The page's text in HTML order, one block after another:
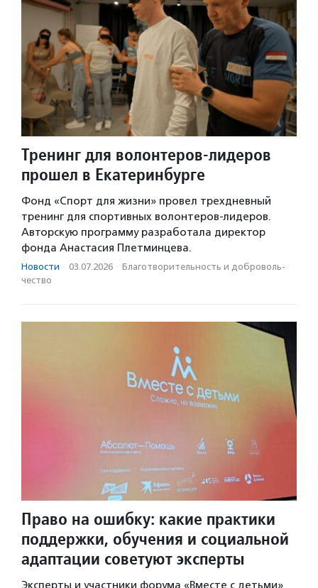
Тренинг для волонтеров-лидеров
прошел в Екатеринбурге
Фонд «Спорт для жизни» провел трехдневный
тренинг для спортивных волонтеров-лидеров.
Авторскую программу разработала директор
фонда Анастасия Плетминцева.
Новости · 03.07.2026 · Благотвори­тель­ность и доброволь­
чест­во
Право на ошибку: какие практики
поддержки, обучения и социальной
адаптации советуют эксперты
Эксперты и участники форума «Вместе с детьми»